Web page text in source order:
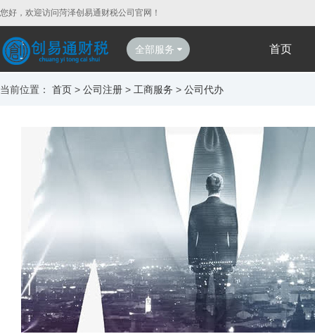
您好，欢迎访问菏泽创易通财税公司官网！
全部服务 首页
当前位置： 首页 > 公司注册 > 工商服务 > 公司代办